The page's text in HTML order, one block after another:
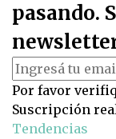
pasando.
Por favor
Suscripción
Tendencias